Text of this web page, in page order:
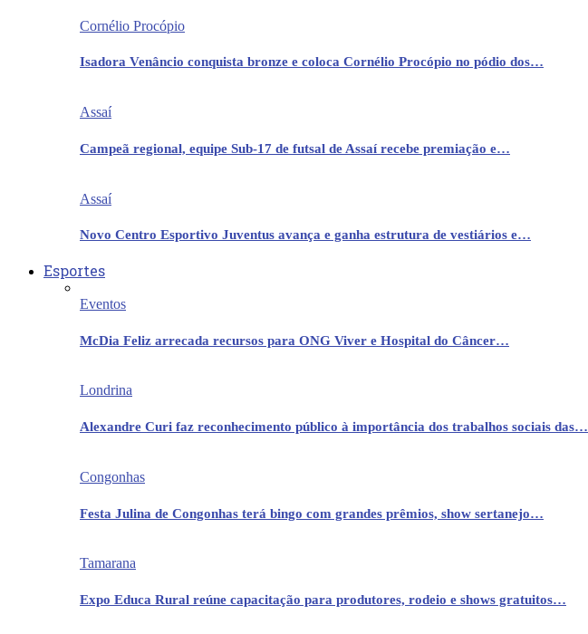
Cornélio Procópio
Isadora Venâncio conquista bronze e coloca Cornélio Procópio no pódio dos…
Assaí
Campeã regional, equipe Sub-17 de futsal de Assaí recebe premiação e…
Assaí
Novo Centro Esportivo Juventus avança e ganha estrutura de vestiários e…
Esportes
Eventos
McDia Feliz arrecada recursos para ONG Viver e Hospital do Câncer…
Londrina
Alexandre Curi faz reconhecimento público à importância dos trabalhos sociais das…
Congonhas
Festa Julina de Congonhas terá bingo com grandes prêmios, show sertanejo…
Tamarana
Expo Educa Rural reúne capacitação para produtores, rodeio e shows gratuitos…